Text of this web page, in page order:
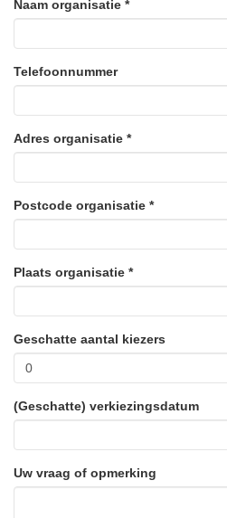
Naam organisatie *
Telefoonnummer
Adres organisatie *
Postcode organisatie *
Plaats organisatie *
Geschatte aantal kiezers
(Geschatte) verkiezingsdatum
Uw vraag of opmerking